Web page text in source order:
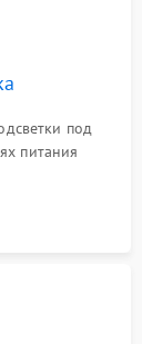
→
под
питания
жесткого
карт и